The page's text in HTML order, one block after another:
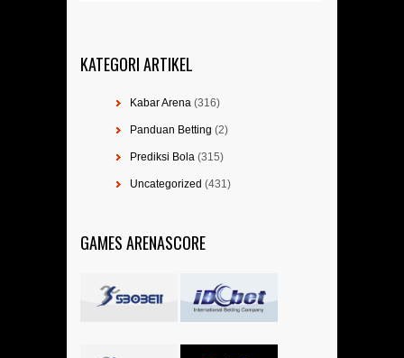
KATEGORI ARTIKEL
Kabar Arena (316)
Panduan Betting (2)
Prediksi Bola (315)
Uncategorized (431)
GAMES ARENASCORE